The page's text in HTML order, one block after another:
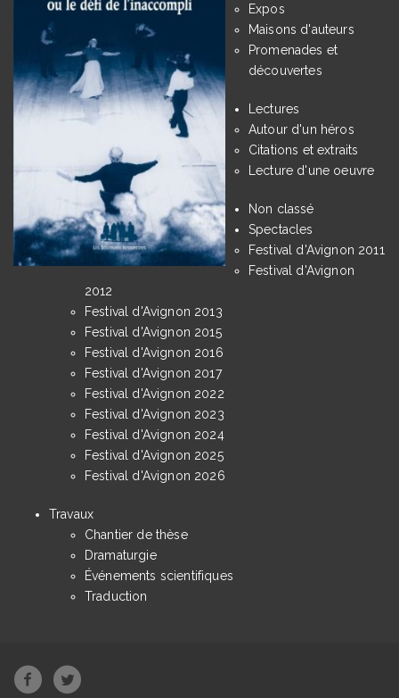
Expos
Maisons d'auteurs
Promenades et
découvertes
Lectures
Autour d'un héros
Citations et extraits
Lecture d'une oeuvre
Non classé
Spectacles
Festival d'Avignon 2011
Festival d'Avignon
2012
Festival d'Avignon 2013
Festival d'Avignon 2015
Festival d'Avignon 2016
Festival d'Avignon 2017
Festival d'Avignon 2022
Festival d'Avignon 2023
Festival d'Avignon 2024
Festival d'Avignon 2025
Festival d'Avignon 2026
Travaux
Chantier de thèse
Dramaturgie
Événements scientifiques
Traduction